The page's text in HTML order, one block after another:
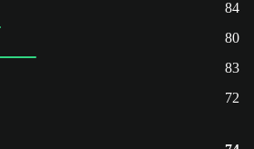
84
80
83
72